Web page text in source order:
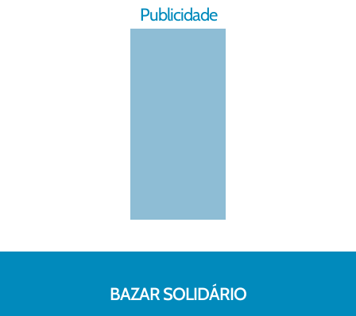
Publicidade
BAZAR SOLIDÁRIO